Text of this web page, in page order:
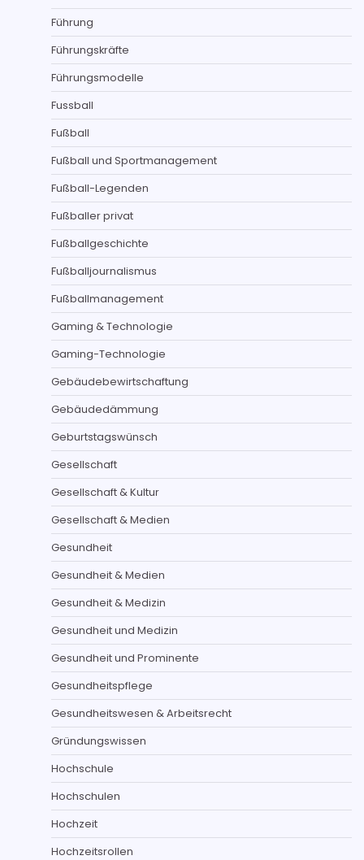
Führung
Führungskräfte
Führungsmodelle
Fussball
Fußball
Fußball und Sportmanagement
Fußball-Legenden
Fußballer privat
Fußballgeschichte
Fußballjournalismus
Fußballmanagement
Gaming & Technologie
Gaming-Technologie
Gebäudebewirtschaftung
Gebäudedämmung
Geburtstagswünsch
Gesellschaft
Gesellschaft & Kultur
Gesellschaft & Medien
Gesundheit
Gesundheit & Medien
Gesundheit & Medizin
Gesundheit und Medizin
Gesundheit und Prominente
Gesundheitspflege
Gesundheitswesen & Arbeitsrecht
Gründungswissen
Hochschule
Hochschulen
Hochzeit
Hochzeitsrollen